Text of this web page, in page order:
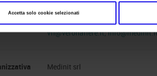
Accetta solo cookie selezionatihttps://www.medinit.it
vfi@veronafiere.it;
Medinit srl